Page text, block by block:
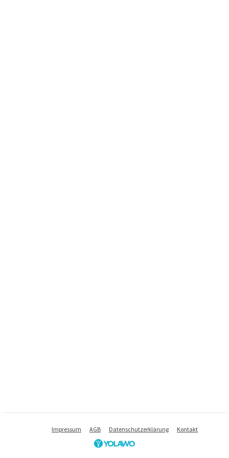
Impressum AGB Datenschutzerklärung Kontakt